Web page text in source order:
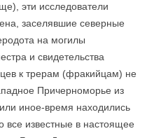
эти исследователи
заселявшие северные
на могилы
и свидетельства
к трерам (фракийцам) не
Причерноморье из
иное-время находились
известные в настоящее